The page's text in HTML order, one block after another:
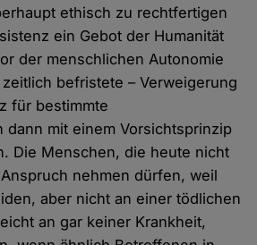
ethisch zu rechtfertigen
ein Gebot der Humanität
der menschlichen Autonomie
befristete – Verweigerung
für bestimmte
dann mit einem Vorsichtsprinzip
Die Menschen, die heute nicht
nehmen dürfen, weil
aber nicht an einer tödlichen
an gar keiner Krankheit,